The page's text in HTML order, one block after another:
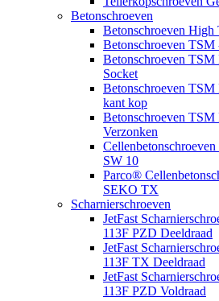
Betonschroeven
Betonschroeven High
Betonschroeven TSM
Betonschroeven
Socket
Betonschroeven
kant kop
Betonschroeven TSM
Verzonken
SW 10
Parco®
SEKO TX
Scharnierschroeven
JetFast
113F PZD Deeldraad
JetFast
113F TX Deeldraad
JetFast
113F PZD Voldraad